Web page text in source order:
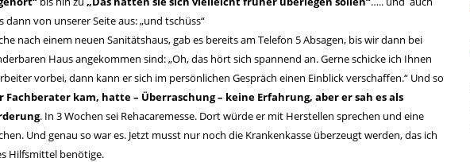
dann von unserer Seite aus: „und tschüss“
nach einem neuen Sanitätshaus, gab es bereits am Telefon 5 Absagen, bis wir dann bei
Haus angekommen sind: „Oh, das hört sich spannend an. Gerne schicke ich Ihnen
vorbei, dann kann er sich im persönlichen Gespräch einen Einblick verschaffen.“ Und so
Fachberater kam, hatte – Überraschung – keine Erfahrung, aber er sah es als
. In 3 Wochen sei Rehacaremesse. Dort würde er mit Herstellen sprechen und eine
Und genau so war es. Jetzt musst nur noch die Krankenkasse überzeugt werden, das ich
Hilfsmittel benötige.